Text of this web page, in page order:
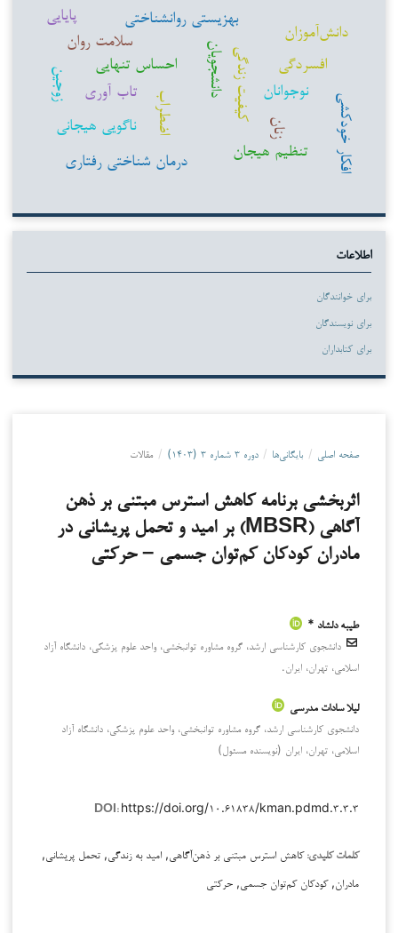
اضطراب
دانشجویانکیفیت زندگی نوجوانان
افسردگی
بهزیستی روانشناختی
دانش‌آموزان
زنان
تنظیم هیجان
درمان شناختی رفتاری
ناگویی هیجانی
احساس تنهایی
زوجین
افکار خودکشی
تاب آوری
سلامت روان
پایایی
اطلاعات
برای خوانندگان
برای نویسندگان
برای کتابداران
صفحه اصلی / بایگانی‌ها / دوره ۳ شماره ۳ (۱۴۰۳) / مقالات
اثربخشی برنامه کاهش استرس مبتنی بر ذهن
آگاهی (MBSR) بر امید و تحمل پریشانی در
مادران کودکان کم‌توان جسمی – حرکتی
طیبه دلشاد *
دانشجوی کارشناسی ارشد، گروه مشاوره توانبخشی، واحد علوم پزشکی، دانشگاه آزاد
اسلامی، تهران، ایران.
لیلا سادات مدرسی
دانشجوی کارشناسی ارشد، گروه مشاوره توانبخشی، واحد علوم پزشکی، دانشگاه آزاد
اسلامی، تهران، ایران (نویسنده مسئول)
DOI: https://doi.org/۱۰.۶۱۸۳۸/kman.pdmd.۳.۳.۳
کلمات کلیدی:کاهش استرس مبتنی بر ذهن‌آگاهی, امید به زندگی, تحمل پریشانی,
مادران, کودکان کم‌توان جسمی, حرکتی